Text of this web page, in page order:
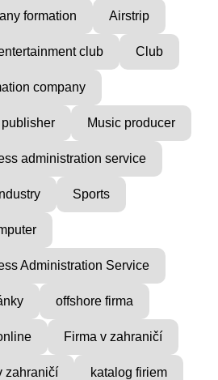
formation Airstrip
club Club
company
publisher Music producer
administration service
Sports
Administration Service
offshore firma
Firma v zahraničí
zahraničí katalog firiem